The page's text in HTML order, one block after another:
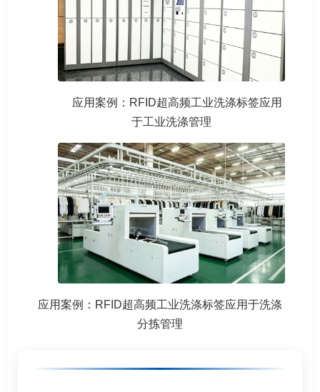
应用案例：RFID超高频工业洗涤标签应用
于工业洗涤管理
应用案例：RFID超高频工业洗涤标签应用于洗涤
分拣管理